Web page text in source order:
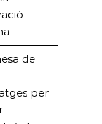
de
per